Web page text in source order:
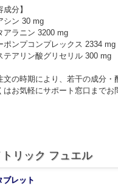
成分】
シン 30 mg
アラニン 3200 mg
ポンプコンプレックス 2334 mg
テアリン酸グリセリル 300 mg
の時期により、若干の成分・
はお気軽にサポート窓口までお
リック フュエル
ブレット